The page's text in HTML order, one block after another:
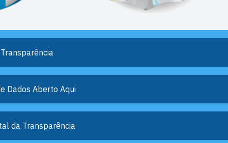
Dados Aberto Aqui
da Transparência